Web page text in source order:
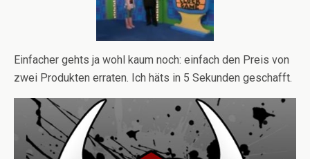
Einfacher gehts ja wohl kaum noch: einfach den Preis von
zwei Produkten erraten. Ich häts in 5 Sekunden geschafft.
Video-
Player